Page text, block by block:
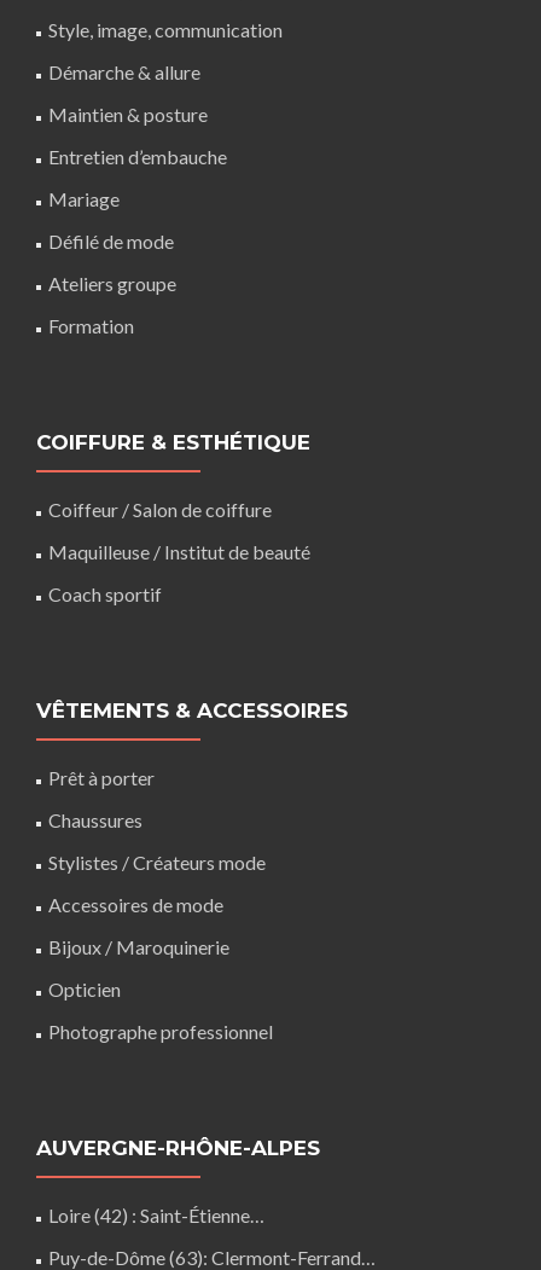
Style, image, communication
Démarche & allure
Maintien & posture
Entretien d’embauche
Mariage
Défilé de mode
Ateliers groupe
Formation
COIFFURE & ESTHÉTIQUE
Coiffeur /Salon de coiffure
Maquilleuse / Institut de beauté
Coach sportif
VÊTEMENTS & ACCESSOIRES
Prêt à porter
Chaussures
Stylistes / Créateurs mode
Accessoires de mode
Bijoux / Maroquinerie
Opticien
Photographe professionnel
AUVERGNE-RHÔNE-ALPES
Loire (42) : Saint-Étienne…
Puy-de-Dôme (63): Clermont-Ferrand…